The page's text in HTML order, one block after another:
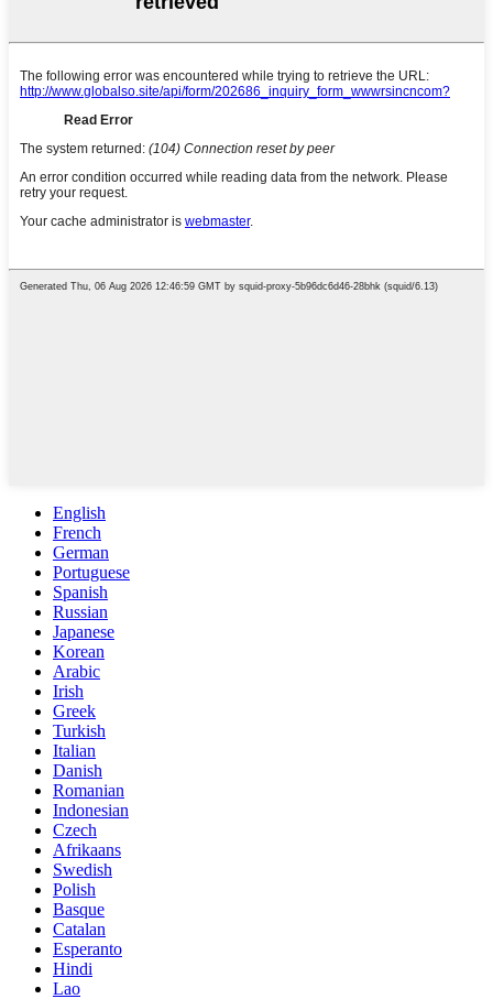
English
French
German
Portuguese
Spanish
Russian
Japanese
Korean
Arabic
Irish
Greek
Turkish
Italian
Danish
Romanian
Indonesian
Czech
Afrikaans
Swedish
Polish
Basque
Catalan
Esperanto
Hindi
Lao